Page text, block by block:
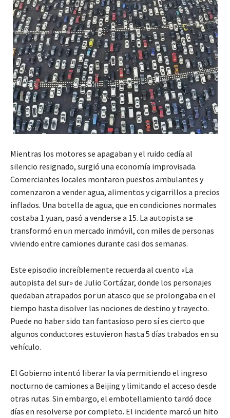
Mientras los motores se apagaban y el ruido cedía al
silencio resignado, surgió una economía improvisada.
Comerciantes locales montaron puestos ambulantes y
comenzaron a vender agua, alimentos y cigarrillos a precios
inflados. Una botella de agua, que en condiciones normales
costaba 1 yuan, pasó a venderse a 15. La autopista se
transformó en un mercado inmóvil, con miles de personas
viviendo entre camiones durante casi dos semanas.
Este episodio increíblemente recuerda al cuento «La
autopista del sur» de Julio Cortázar, donde los personajes
quedaban atrapados por un atasco que se prolongaba en el
tiempo hasta disolver las nociones de destino y trayecto.
Puede no haber sido tan fantasioso pero sí es cierto que
algunos conductores estuvieron hasta 5 días trabados en su
vehículo.
El Gobierno intentó liberar la vía permitiendo el ingreso
nocturno de camiones a Beijing y limitando el acceso desde
otras rutas. Sin embargo, el embotellamiento tardó doce
días en resolverse por completo. El incidente marcó un hito